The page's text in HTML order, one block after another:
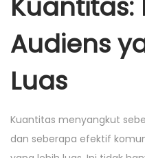
Audiens
Luas
Kuantitas menyangkut
dan seberapa efektif